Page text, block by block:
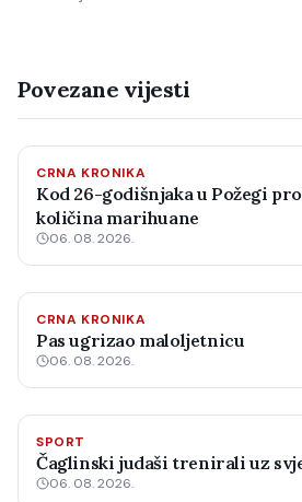
Povezane vijesti
CRNA KRONIKA
Kod 26-godišnjaka u Požegi
količina marihuane
06. 08. 2026.
CRNA KRONIKA
Pas ugrizao maloljetnicu
06. 08. 2026.
SPORT
Čaglinski judaši trenirali uz
06. 08. 2026.